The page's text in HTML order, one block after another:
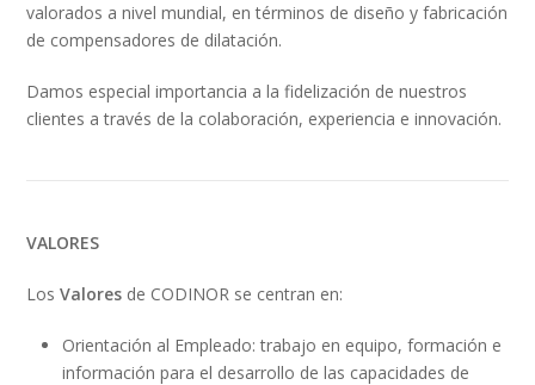
valorados a nivel mundial, en términos de diseño y fabricación
de compensadores de dilatación.
Damos especial importancia a la fidelización de nuestros
clientes a través de la colaboración, experiencia e innovación.
VALORES
LosValores de CODINOR se centran en:
Orientación al Empleado: trabajo en equipo, formación e
información para el desarrollo de las capacidades de